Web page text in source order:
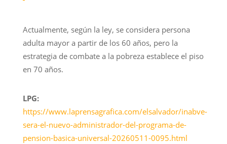
Actualmente, según la ley, se considera persona
adulta mayor a partir de los 60 años, pero la
estrategia de combate a la pobreza establece el piso
en 70 años.
LPG:
https://www.laprensagrafica.com/elsalvador/inabve-
sera-el-nuevo-administrador-del-programa-de-
pension-basica-universal-20260511-0095.html